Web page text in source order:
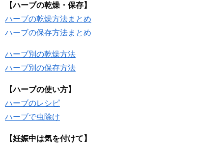
【ハーブの乾燥・保存】
ハーブの乾燥方法まとめ
ハーブの保存方法まとめ
ハーブ別の乾燥方法
ハーブ別の保存方法
【ハーブの使い方】
ハーブのレシピ
ハーブで虫除け
【妊娠中は気を付けて】